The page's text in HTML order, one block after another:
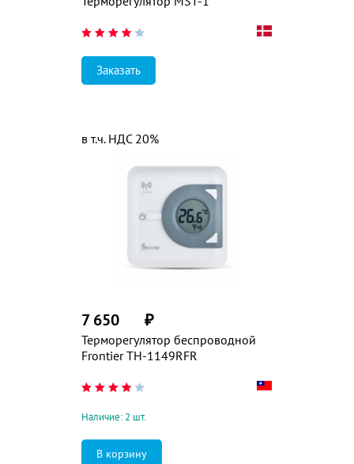
Заказать
Терморегулятор беспроводной
Frontier TH-1149RFR
7 650 ₽
в т.ч. НДС 20%
Наличие: 2 шт.